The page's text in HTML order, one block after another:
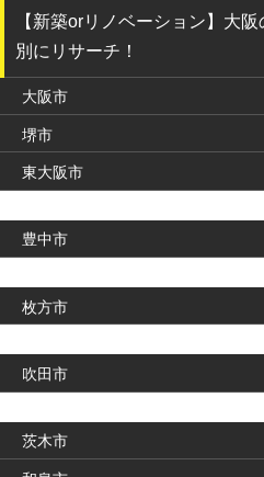
【新築orリノベーション】大
別にリサーチ！
大阪市
堺市
東大阪市
豊中市
枚方市
吹田市
茨木市